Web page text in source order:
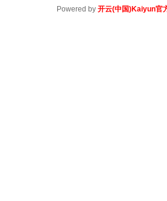
Powered by 开云(中国)Kaiyun官